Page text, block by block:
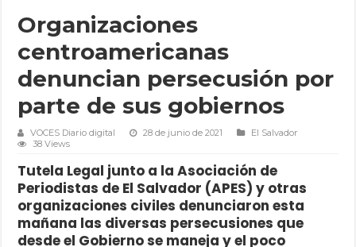
Organizaciones
centroamericanas
denuncian persecusión por
parte de sus gobiernos
VOCES Diario digital 28 de junio de 2021
El Salvador
38 Views
Tutela Legal junto a la Asociación de
Periodistas de El Salvador (APES) y otras
organizaciones civiles denunciaron esta
mañana las diversas persecusiones que
desde el Gobierno se maneja y el poco